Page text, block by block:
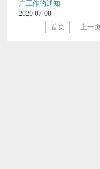
广工作的通知
2020-07-08
首页
上一页